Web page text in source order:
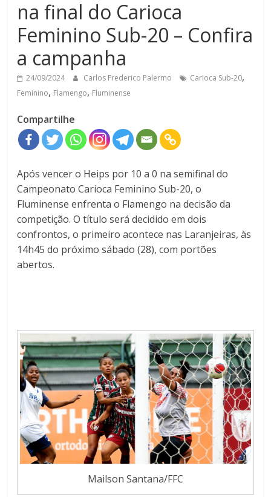
na final do Carioca
Feminino Sub-20 – Confira
a campanha
24/09/2024 Carlos Frederico Palermo Carioca Sub-20,
Feminino, Flamengo, Fluminense
Compartilhe
Após vencer o Heips por 10 a 0 na semifinal do
Campeonato Carioca Feminino Sub-20, o
Fluminense enfrenta o Flamengo na decisão da
competição. O título será decidido em dois
confrontos, o primeiro acontece nas Laranjeiras, às
14h45 do próximo sábado (28), com portões
abertos.
Mailson Santana/FFC